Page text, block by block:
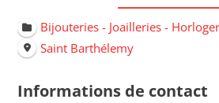
Bijouteries - Joailleries -
Saint Barthélemy
Informations de contact